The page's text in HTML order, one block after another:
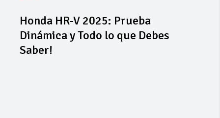
Honda HR-V 2025: Prueba
Dinámica y Todo lo que Debes
Saber!